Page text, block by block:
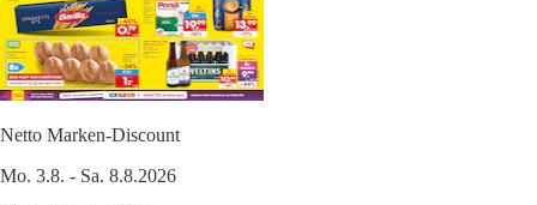
Netto Marken-Discount
Mo. 3.8. - Sa. 8.8.2026